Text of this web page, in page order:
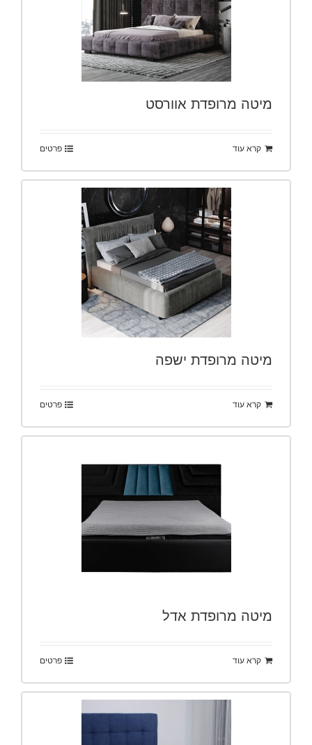
מיטה מרופדת אוורסט
קרא עוד פרטים
מיטה מרופדת ישפה
קרא עוד פרטים
מיטה מרופדת אדל
קרא עוד פרטים